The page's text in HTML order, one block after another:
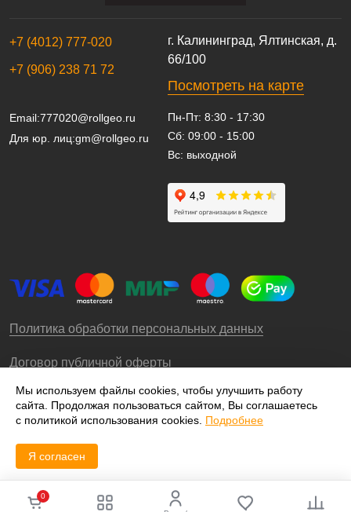
г. Калининград, Ялтинская, д.
66/100
Посмотреть на карте
+7 (4012) 777-020
+7 (906) 238 71 72
Email:777020@rollgeo.ru
Для юр. лиц:gm@rollgeo.ru
Пн-Пт: 8:30 - 17:30
Сб: 09:00 - 15:00
Вс: выходной
Политика обработки персональных данных
Договор публичной оферты
© 2009-2026 – ООО «Роллгео»
0
Мы используем файлы cookies, чтобы улучшить работу
сайта. Продолжая пользоваться сайтом, Вы соглашаетесь
с политикой использования cookies. Подробнее
Я согласен